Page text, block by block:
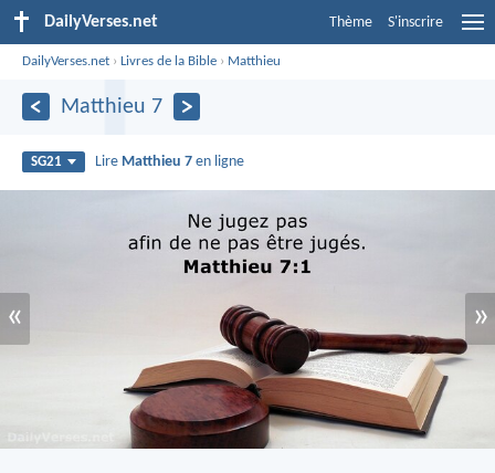
DailyVerses.net Thème S'inscrire
DailyVerses.net ›Livres de la Bible › Matthieu
Matthieu 7
SG21 Lire Matthieu 7 en ligne
« »